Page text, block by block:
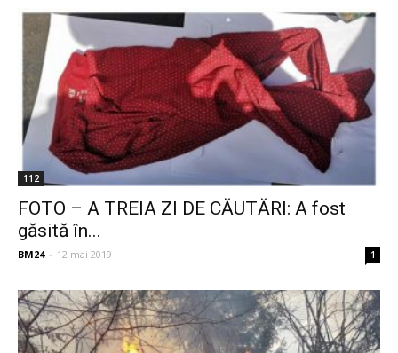
112
FOTO – A TREIA ZI DE CĂUTĂRI: A fost
găsită în...
BM24 - 12 mai 2019 1